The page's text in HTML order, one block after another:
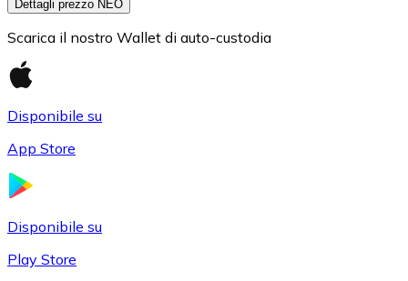
Dettagli prezzo NEO
Scarica il nostro Wallet di auto-custodia
Disponibile su
App Store
Disponibile su
Play Store